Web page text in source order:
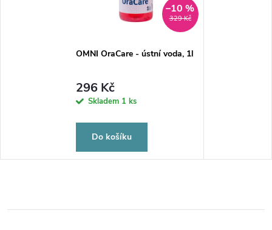
329 Kč
–10 %
OMNI OraCare - ústní voda, 1l
296 Kč
Skladem 1 ks
Do košíku